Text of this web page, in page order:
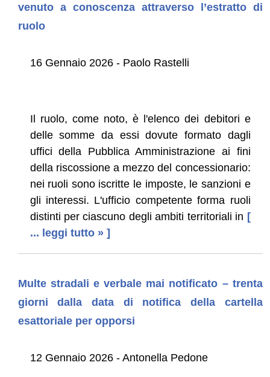
venuto a conoscenza attraverso l’estratto di
ruolo
16 Gennaio 2026 - Paolo Rastelli
Il ruolo, come noto, è l'elenco dei debitori e
delle somme da essi dovute formato dagli
uffici della Pubblica Amministrazione ai fini
della riscossione a mezzo del concessionario:
nei ruoli sono iscritte le imposte, le sanzioni e
gli interessi. L'ufficio competente forma ruoli
distinti per ciascuno degli ambiti territoriali in [
... leggi tutto » ]
Multe stradali e verbale mai notificato – trenta
giorni dalla data di notifica della cartella
esattoriale per opporsi
12 Gennaio 2026 - Antonella Pedone